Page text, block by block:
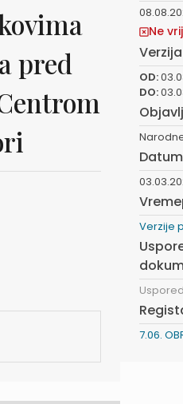
pred
Ne
OD:
DO:
Verzije
7.06.